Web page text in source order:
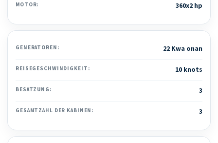
MOTOR: 360x2 hp
GENERATOREN: 22 Kwa onan
REISEGESCHWINDIGKEIT: 10 knots
BESATZUNG: 3
GESAMTZAHL DER KABINEN: 3